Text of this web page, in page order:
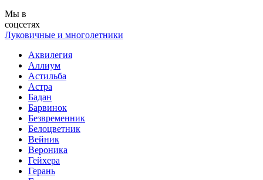
Мы в
соцсетях
Луковичные и многолетники
Аквилегия
Аллиум
Астильба
Астра
Бадан
Барвинок
Безвременник
Белоцветник
Вейник
Вероника
Гейхера
Герань